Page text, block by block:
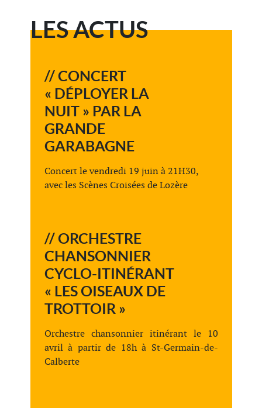
LES ACTUS
// CONCERT
« DÉPLOYER LA
NUIT » PAR LA
GRANDE
GARABAGNE
Concert le vendredi 19 juin à 21H30,
avec les Scènes Croisées de Lozère
// ORCHESTRE
CHANSONNIER
CYCLO-ITINÉRANT
« LES OISEAUX DE
TROTTOIR »
Orchestre chansonnier itinérant le 10
avril à partir de 18h à St-Germain-de-
Calberte